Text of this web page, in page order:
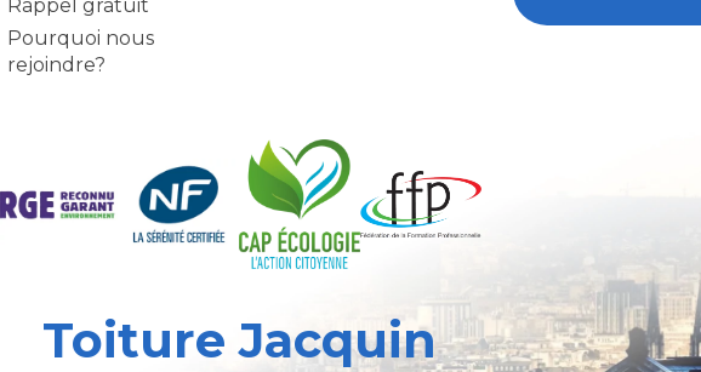
Rappel gratuit
Pourquoi nous
rejoindre?
Toiture Jacquin